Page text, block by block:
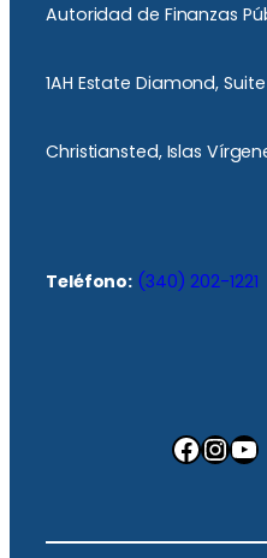
Autoridad de Finanzas
1AH Estate Diamond, Suite
Christiansted, Islas
Teléfono: (340) 202-1221
Facebook InstagramYouTube